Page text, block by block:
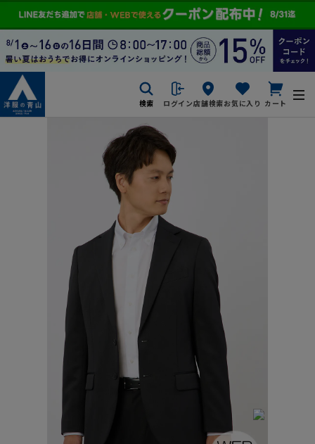
検索 ログイン店舗検索お気に入り カート